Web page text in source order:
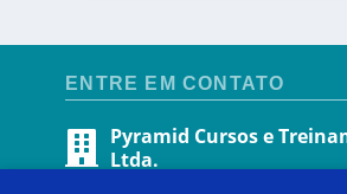
ENTRE EM CONTATO
Pyramid Cursos e
Ltda.